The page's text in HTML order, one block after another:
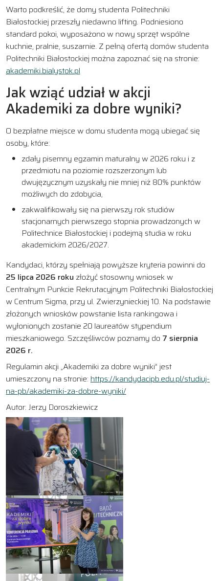
Warto podkreślić, że domy studenta Politechniki
Białostockiej przeszły niedawno lifting. Podniesiono
standard pokoi, wyposażono w nowy sprzęt wspólne
kuchnie, pralnie, suszarnie. Z pełną ofertą domów studenta
Politechniki Białostockiej można zapoznać się na stronie:
akademiki.bialystok.pl
Jak wziąć udział w akcji
Akademiki za dobre wyniki?
O bezpłatne miejsce w domu studenta mogą ubiegać się
osoby, które:
zdały pisemny egzamin maturalny w 2026 roku i z
przedmiotu na poziomie rozszerzonym lub
dwujęzycznym uzyskały nie mniej niż 80% punktów
możliwych do zdobycia,
zakwalifikowały się na pierwszy rok studiów
stacjonarnych pierwszego stopnia prowadzonych w
Politechnice Białostockiej i podejmą studia w roku
akademickim 2026/2027.
Kandydaci, którzy spełniają powyższe kryteria powinni do
25 lipca 2026 roku złożyć stosowny wniosek w
Centralnym Punkcie Rekrutacyjnym Politechniki Białostockiej
w Centrum Sigma, przy ul. Zwierzynieckiej 10. Na podstawie
złożonych wniosków powstanie lista rankingowa i
wyłonionych zostanie 20 laureatów stypendium
mieszkaniowego. Szczęśliwców poznamy do 7 sierpnia
2026 r.
Regulamin akcji „Akademiki za dobre wyniki” jest
umieszczony na stronie: https://kandydacipb.edu.pl/studiuj-
na-pb/akademiki-za-dobre-wyniki/
Autor: Jerzy Doroszkiewicz